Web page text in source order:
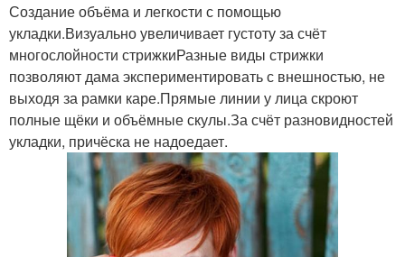
Создание объёма и легкости с помощью
укладки.Визуально увеличивает густоту за счёт
многослойности стрижкиРазные виды стрижки
позволяют дама экспериментировать с внешностью, не
выходя за рамки каре.Прямые линии у лица скроют
полные щёки и объёмные скулы.За счёт разновидностей
укладки, причёска не надоедает.